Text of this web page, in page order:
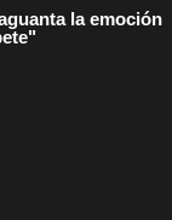
la emoción